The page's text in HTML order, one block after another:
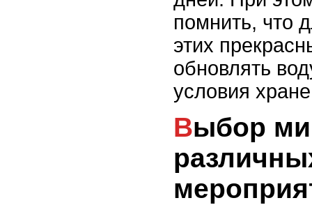
помнить, что
этих
обновлять
условия
Выбор мимоз для